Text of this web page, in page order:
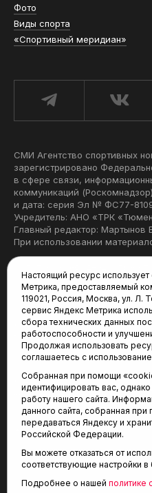
Фото
Виды спорта
«Спортивный меридиан»
СМИ Агентство спортивных
зарегистрировано
в сфере связи,
коммуникаций
и дата: серия Эл № ФС77-
Учредитель: АНО «ТРК
Главный редактор: Мартынов
При использовании
Редакция:
625035, Тюмень, пр.
(3452) 68-22-28
tum-arena@mail.ru
Отдел продаж:
(3452) 68-89-78
kotovaev@sibinformburo.ru
Настоящий ресурс
Метрика, предоставляемый
119021, Россия, Москва, ул. Л.
сервис Яндекс Метрика
сбора технических данных
работоспособности и
Продолжая использовать
соглашаетесь с
Собранная при помощи
идентифицировать вас,
работу нашего сайта.
данного сайта, собранная
передаваться Яндексу и
Российской Федерации.
Вы можете отказаться от
соответствующие настройки в
Подробнее о нашей политике